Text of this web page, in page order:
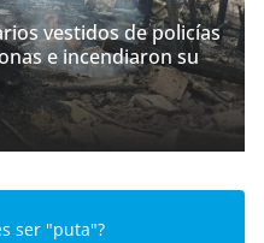
vestidos de policías
e incendiaron su
ser "puta"?